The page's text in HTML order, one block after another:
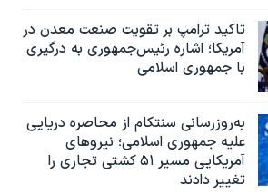
تاکید ترامپ بر تقویت صنعت معدن در
آمریکا؛ اشاره رئیس‌جمهوری به درگیری
با جمهوری اسلامی
به‌روزرسانی سنتکام از محاصره دریایی
علیه جمهوری اسلامی؛ نیروهای
آمریکایی مسیر ۵۱ کشتی تجاری را
تغییر دادند